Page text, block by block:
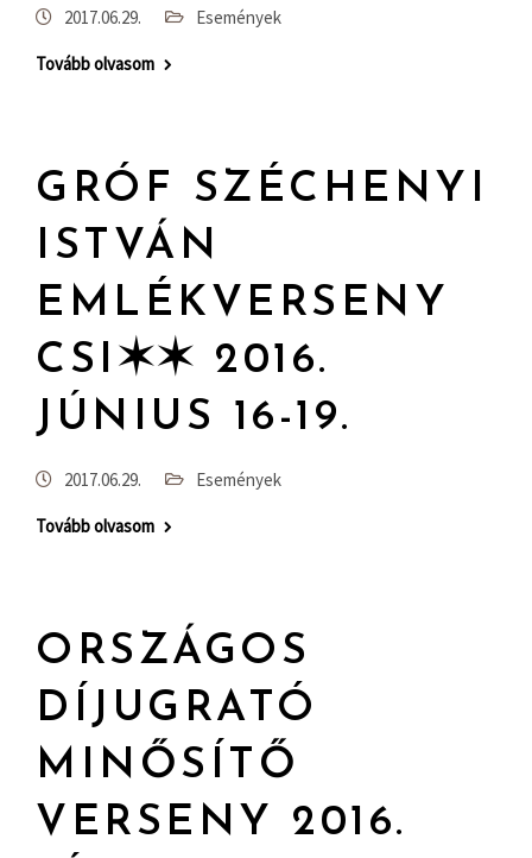
2017.06.29. Események
Tovább olvasom
GRÓF SZÉCHENYI
ISTVÁN
EMLÉKVERSENY
CSI✶✶ 2016.
JÚNIUS 16-19.
2017.06.29. Események
Tovább olvasom
ORSZÁGOS
DÍJUGRATÓ
MINŐSÍTŐ
VERSENY 2016.